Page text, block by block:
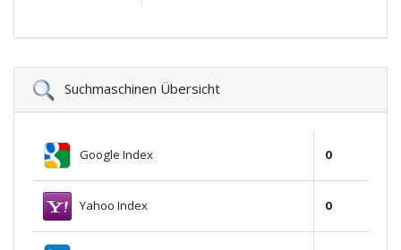
Suchmaschinen Übersicht
Google Index 0
Yahoo Index 0